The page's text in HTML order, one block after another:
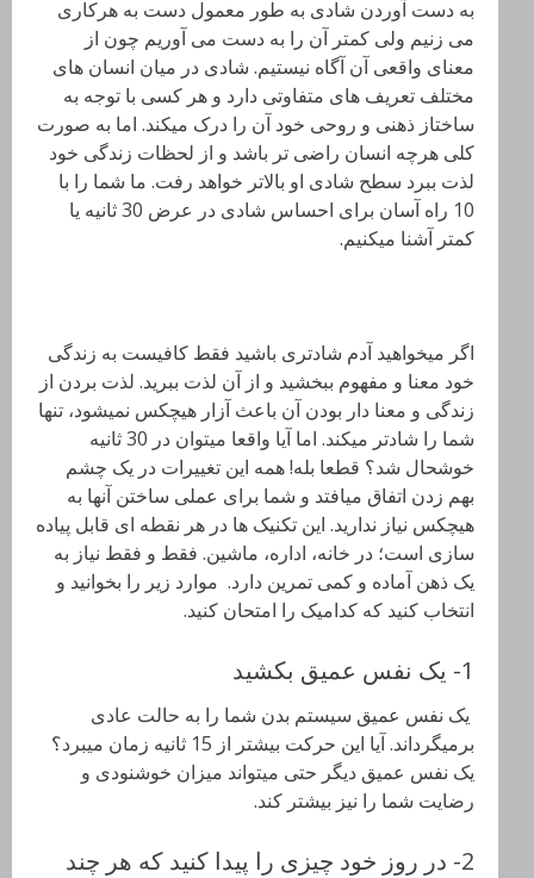
به دست آوردن شادی به طور معمول دست به هرکاری
می زنیم ولی کمتر آن را به دست می آوریم چون از
معنای واقعی آن آگاه نیستیم. شادی در میان انسان های
مختلف تعریف های متفاوتی دارد و هر کسی با توجه به
ساختاز ذهنی و روحی خود آن را درک میکند. اما به صورت
کلی هرچه انسان راضی تر باشد و از لحظات زندگی خود
لذت ببرد سطح شادی او بالاتر خواهد رفت. ما شما را با
10 راه آسان برای احساس شادی در عرض 30 ثانیه یا
کمتر آشنا میکنیم.
اگر میخواهید آدم شادتری باشید فقط کافیست به زندگی
خود معنا و مفهوم ببخشید و از آن لذت ببرید. لذت بردن از
زندگی و معنا دار بودن آن باعث آزار هیچکس نمیشود، تنها
شما را شادتر میکند. اما آیا واقعا میتوان در 30 ثانیه
خوشحال شد؟ قطعا بله! همه این تغییرات در یک چشم
بهم زدن اتفاق میافتد و شما برای عملی ساختن آنها به
هیچکس نیاز ندارید. این تکنیک ها در هر نقطه ای قابل پیاده
سازی است؛ در خانه، اداره، ماشین. فقط و فقط نیاز به
یک ذهن آماده و کمی تمرین دارد. موارد زیر را بخوانید و
انتخاب کنید که کدامیک را امتحان کنید.
1- یک نفس عمیق بکشید
یک نفس عمیق سیستم بدن شما را به حالت عادی
برمیگرداند. آیا این حرکت بیشتر از 15 ثانیه زمان میبرد؟
یک نفس عمیق دیگر حتی میتواند میزان خوشنودی و
رضایت شما را نیز بیشتر کند.
2- در روز خود چیزی را پیدا کنید که هر چند